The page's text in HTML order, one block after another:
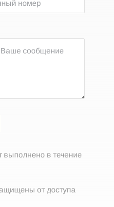
выполнено в течение
от доступа